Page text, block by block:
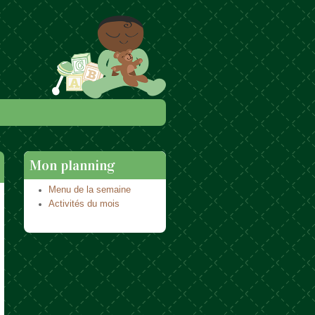
Mon planning
Menu de la semaine
Activités du mois